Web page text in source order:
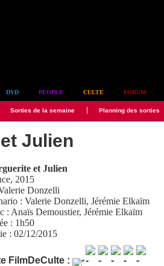
DVD PEOPLE CULTE FORUM
Sorties de la semaine Planning des sorties
Julien
et Julien
2015
Donzelli
:Valerie Donzelli,Jérémie Elkaïm
: Anaïs Demoustier,Jérémie Elkaïm
: 1h50
: 02/12/2015
FilmDeCulte :